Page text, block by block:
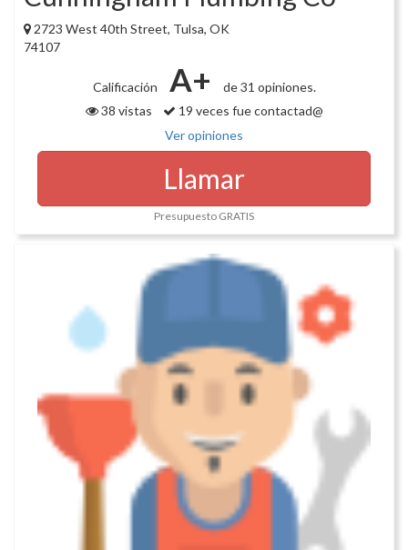
2723 West 40th Street, Tulsa, OK
74107
Calificación A+
de 31 opiniones.
38 vistas
19 veces fue contactad@
Ver opiniones
Llamar
Presupuesto GRATIS